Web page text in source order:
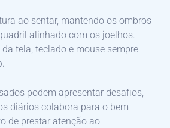
ao sentar, mantendo os ombros
alinhado com os joelhos.
tela, teclado e mouse sempre
podem apresentar desafios,
diários colabora para o bem-
de prestar atenção ao